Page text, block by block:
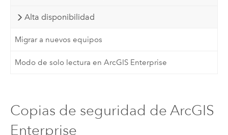
Alta disponibilidad
Migrar a nuevos equipos
Modo de solo lectura en ArcGIS Enterprise
Copias de seguridad de ArcGIS
Enterprise